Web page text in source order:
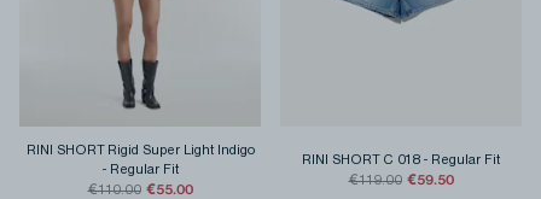
RINI SHORT Rigid Super Light Indigo
- Regular Fit
€110.00 €55.00
RINI SHORT C 018 - Regular Fit
€119.00 €59.50